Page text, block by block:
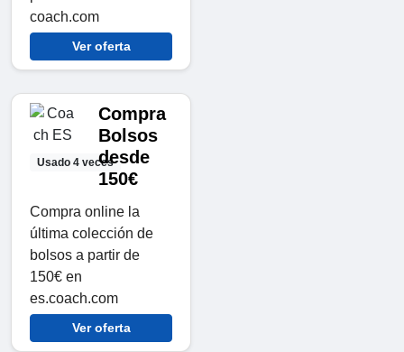
coach.com
Ver oferta
Usado 4 veces
Compra
Bolsos
desde
150€
Compra online la
última colección de
bolsos a partir de
150€ en
es.coach.com
Ver oferta